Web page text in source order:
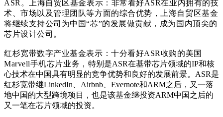
ASR。上海自贸区基金表示：非常看好ASR在业内拥有的技
术、市场以及管理团队等方面的综合优势，上海自贸区基金
将继续支持公司为中国“芯”的发展做贡献，成为国内顶尖的
芯片设计公司。
红杉宽带数字产业基金表示：十分看好ASR收购的美国
Marvell手机芯片业务，特别是ASR在基带芯片领域的IP和核
心技术在中国具有明显的竞争优势和良好的发展前景。ASR是
红杉宽带继LinkedIn、Airbnb、Evernote和ARM之后，又一落
地中国的大型跨境项目，也是该基金继投资ARM中国之后的
又一笔在芯片领域的投资。